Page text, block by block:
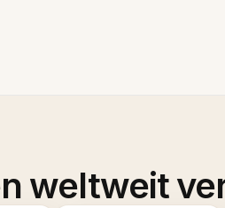
weltweit